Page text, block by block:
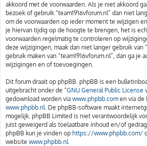
akkoord met de voorwaarden. Als je niet akkoord
bezoek of gebruik “team1916vforum.nl” dan niet
om de voorwaarden op ieder moment te wijzigen
je hiervan tijdig op de hoogte te brengen, het is
voorwaarden regelmatig te controleren op
deze wijzigingen, maak dan niet langer gebruik van
gebruik maken van “team1916vforum.nl”, dan ga je
wijzigingen en of toevoegingen.
Dit forum draait op phpBB. phpBB is een
uitgebracht onder de “GNU General Public License
gedownload worden via www.phpbb.com en via de
www.phpbb.nl. De phpBB-software maakt
mogelijk. phpBB Limited is niet verantwoordelijk
juist geweigerd als toelaatbare inhoud en/of
phpBB kun je vinden op https://www.phpbb.com/
website www.phpbb.nl.